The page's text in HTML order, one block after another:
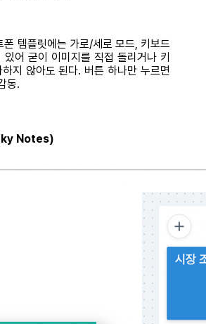
폰 템플릿에는 가로/세로 모드, 키보드
어 굳이 이미지를 직접 돌리거나 키
지 않아도 된다. 버튼 하나만 누르면
동.
Notes)